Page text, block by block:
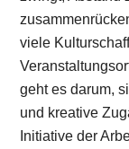
viele
geht es darum,
und kreative
Initiative der